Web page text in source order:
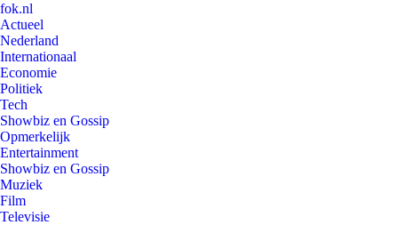
fok.nl
Actueel
Nederland
Internationaal
Economie
Politiek
Tech
Showbiz en Gossip
Opmerkelijk
Entertainment
Showbiz en Gossip
Muziek
Film
Televisie